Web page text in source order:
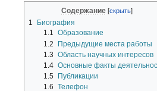
Содержание
1
Биография
1.1 Образование
1.2
Предыдущие места работы
1.3 Область научных интересов
1.4 Основные факты
1.5
Публикации
1.6 Телефон